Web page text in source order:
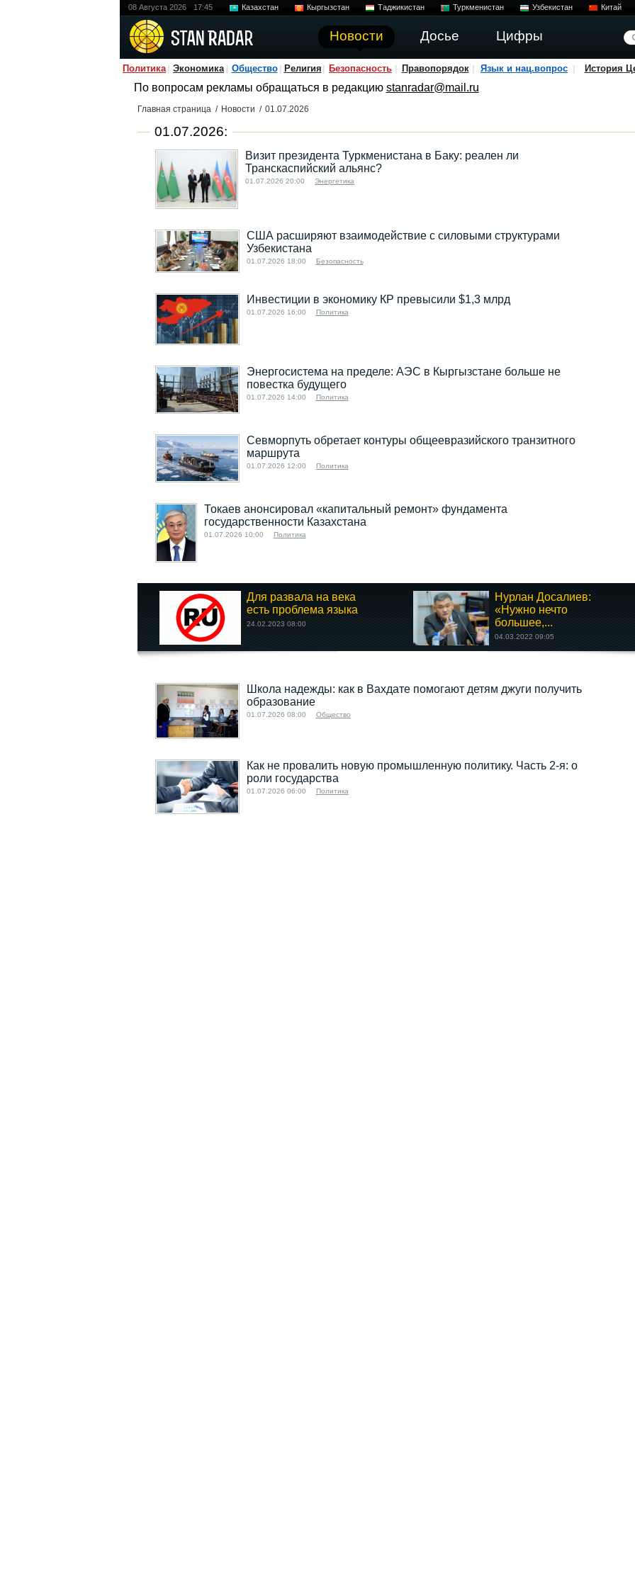
08 Августа 2026 17:45 Казахстан Кыргызстан Таджикистан Туркменистан Узбекистан Китай
Новости Досье Цифры
Политика Экономика Общество Религия Безопасность Правопорядок Язык и нац.вопрос История
По вопросам рекламы обращаться в редакцию stanradar@mail.ru
Главная страница / Новости / 01.07.2026
01.07.2026:
Визит президента Туркменистана в Баку: реален ли
Транскаспийский альянс?
01.07.2026 20:00 Энергетика
США расширяют взаимодействие с силовыми структурами
Узбекистана
01.07.2026 18:00 Безопасность
Инвестиции в экономику КР превысили $1,3 млрд
01.07.2026 16:00 Политика
Энергосистема на пределе: АЭС в Кыргызстане больше не
повестка будущего
01.07.2026 14:00 Политика
Севморпуть обретает контуры общеевразийского транзитного
маршрута
01.07.2026 12:00 Политика
Токаев анонсировал «капитальный ремонт» фундамента
государственности Казахстана
01.07.2026 10:00 Политика
Для развала на века
есть проблема языка
24.02.2023 08:00
Нурлан Досалиев:
«Нужно нечто
большее,...
04.03.2022 09:05
Школа надежды: как в Вахдате помогают детям джуги получить
образование
01.07.2026 08:00 Общество
Как не провалить новую промышленную политику. Часть 2-я: о
роли государства
01.07.2026 06:00 Политика